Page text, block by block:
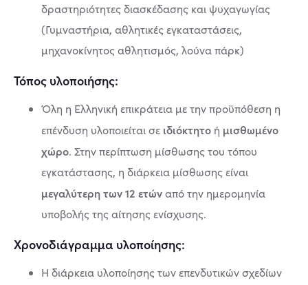
δραστηριότητες διασκέδασης και ψυχαγωγίας
(Γυμναστήρια, αθλητικές εγκαταστάσεις,
μηχανοκίνητος αθλητισμός, λούνα πάρκ)
Τόπος υλοποιήσης:
Όλη η Ελληνική επικράτεια με την προϋπόθεση η
επένδυση υλοποιείται σε ιδιόκτητο ή μισθωμένο
χώρο. Στην περίπτωση μίσθωσης του τόπου
εγκατάστασης, η διάρκεια μίσθωσης είναι
μεγαλύτερη των 12 ετώναπό την ημερομηνία
υποβολής της αίτησης ενίσχυσης.
Χρονοδιάγραμμα υλοποίησης:
Η διάρκεια υλοποίησης των επενδυτικών σχεδίων